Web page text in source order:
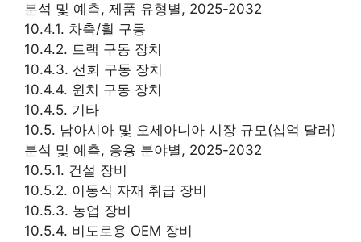
분석 및 예측, 제품 유형별, 2025-2032
10.4.1. 차축/휠 구동
10.4.2. 트랙 구동 장치
10.4.3. 선회 구동 장치
10.4.4. 윈치 구동 장치
10.4.5. 기타
10.5. 남아시아 및 오세아니아 시장 규모(십억 달러)
분석 및 예측, 응용 분야별, 2025-2032
10.5.1. 건설 장비
10.5.2. 이동식 자재 취급 장비
10.5.3. 농업 장비
10.5.4. 비도로용 OEM 장비